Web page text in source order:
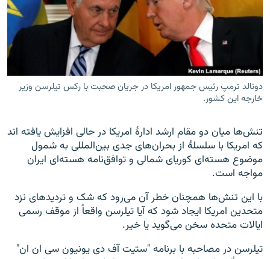
'کووید-۱۹'
صفحه پشتو
Azadi English
همۀ سایت‌های رادیو آزادی/ رادیو اروپای آزاد
دونالد ترمپ رئیس جمهور امریکا در جریان صحبت با رکس تیلرسن وزیر
خارجه این کشور.
تنش‌ها میان دو مقام ارشد ادارۀ امریکا در حالی افزایش یافته اند
که امریکا با سلسلۀ از بحران‌های جدی بین‌المللی به شمول
موضوع هسته‌ای کوریای شمالی و توافق‌نامه هسته‌ای ایران
مواجه است.
با این تنش‌ها همچنان خطر آن می‌رود که شک و تردیدهای نزد
متحدین امریکا ایجاد شود که آیا تیلرسن واقعاً از موقف رسمی
ایالات متحده سخن می‌گوید یا خیر.
تیلرسن در مصاحبه با برنامه "ستیت آف دی یونیون سی ان ان"